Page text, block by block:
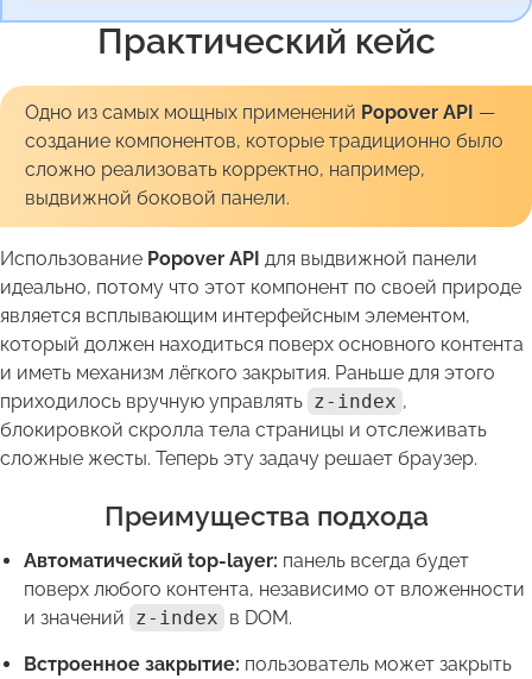
Практический кейс
Одно из самых мощных применений Popover API —
создание компонентов, которые традиционно было
сложно реализовать корректно, например,
выдвижной боковой панели.
Использование Popover API для выдвижной панели
идеально, потому что этот компонент по своей природе
является всплывающим интерфейсным элементом,
который должен находиться поверх основного контента
и иметь механизм лёгкого закрытия. Раньше для этого
приходилось вручную управлять z-index ,
блокировкой скролла тела страницы и отслеживать
сложные жесты. Теперь эту задачу решает браузер.
Преимущества подхода
Автоматический top-layer: панель всегда будет
поверх любого контента, независимо от вложенности
и значений z-index в DOM.
Встроенное закрытие: пользователь может закрыть